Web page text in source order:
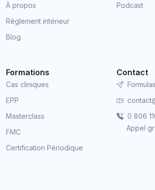
À propos
Règlement intérieur
Blog
Podcast
Formations
Cas cliniques
EPP
Masterclass
FMC
Certification Périodique
Contact
0 806
Appel